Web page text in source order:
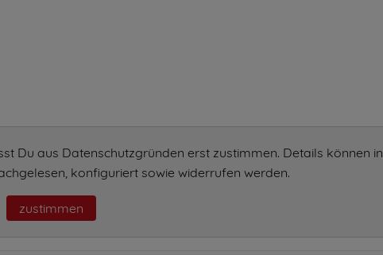
Du aus Datenschutzgründen erst zustimmen. Details können in
konfiguriert sowie widerrufen werden.
zustimmen